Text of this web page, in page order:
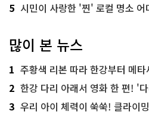
5 시민이 사랑한 '찐' 로컬 명소 어디
많이 본 뉴스
1 주황색 리본 따라 한강부터 메타세쿼이
2 한강 다리 아래서 영화 한 편! '
3 우리 아이 체력이 쑥쑥! 클라이